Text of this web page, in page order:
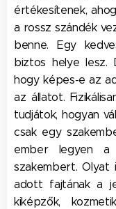
értékesítenek,
a rossz szándék
benne. Egy
biztos helye lesz.
hogy képes-e az
az állatot.
tudjátok, hogyan
csak egy
ember legyen a
szakembert. Olyat
adott fajtának a
kiképzők,